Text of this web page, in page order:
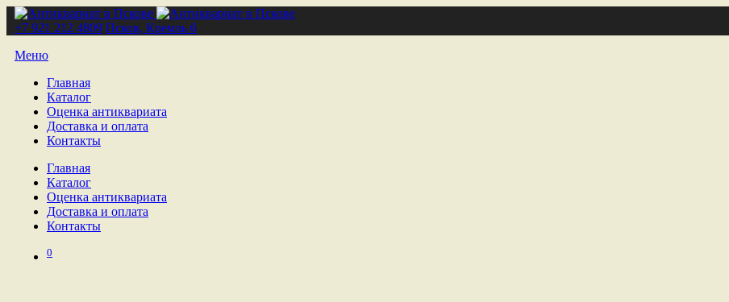
+7 921 212 4809 Псков, Кремль 6
Меню
Главная
Каталог
Оценка антиквариата
Доставка и оплата
Контакты
Главная
Каталог
Оценка антиквариата
Доставка и оплата
Контакты
0